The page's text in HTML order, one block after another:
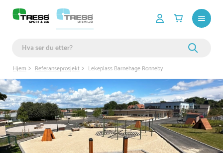
Hjem Referanseprosjekt Lekeplass Barnehage Ronneby